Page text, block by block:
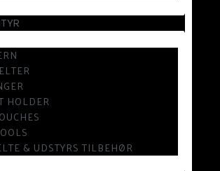
HOLDER
& UDSTYRS TILBEHØR